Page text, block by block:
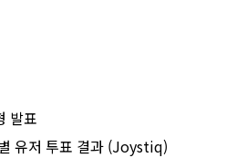
발표
유저 투표 결과 (Joystiq)